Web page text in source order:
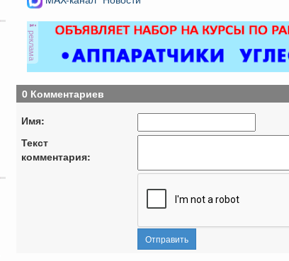
реклама
0 Комментариев
Имя:
Текст
комментария:
Отправить